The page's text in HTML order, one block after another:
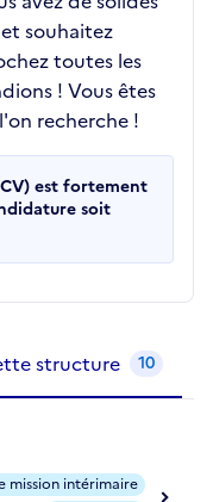
souhaitez
toutes les
! Vous êtes
recherche !
est fortement
soit
structure 10
mission intérimaire